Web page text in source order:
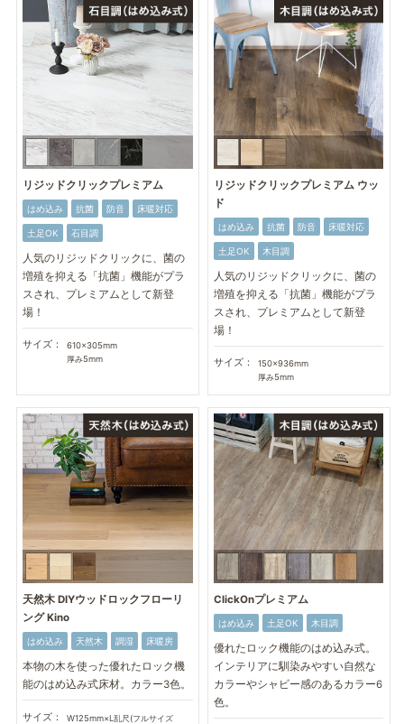
リジッドクリックプレミアム
はめ込み 抗菌 防音 床暖対応
土足OK 石目調
人気のリジッドクリックに、菌の
増殖を抑える「抗菌」機能がプラ
スされ、プレミアムとして新登
場！
サイズ：
610×305mm
厚み5mm
リジッドクリックプレミアム ウッ
ド
はめ込み 抗菌 防音 床暖対応
土足OK 木目調
人気のリジッドクリックに、菌の
増殖を抑える「抗菌」機能がプラ
スされ、プレミアムとして新登
場！
サイズ：
150×936mm
厚み5mm
天然木 DIYウッドロックフローリ
ング Kino
はめ込み 天然木 調湿 床暖房
本物の木を使った優れたロック機
能のはめ込み式床材。カラー3色。
サイズ：
W125mm×L乱尺(フルサイズ
ClickOnプレミアム
はめ込み 土足OK 木目調
優れたロック機能のはめ込み式。
インテリアに馴染みやすい自然な
カラーやシャビー感のあるカラー6
色。